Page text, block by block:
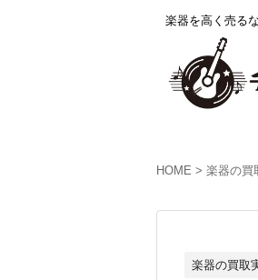
楽器を高く売る
HOME 楽器の買
楽器の買取